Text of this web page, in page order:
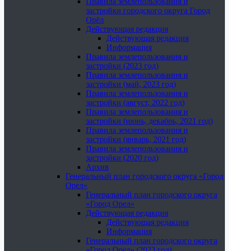
застройки городского округа Город
Орёл
Действующая редакция
Действующая редакция
Информация
Правила землепользования и
застройки (2023 год)
Правила землепользования и
застройки (май, 2023 год)
Правила землепользования и
застройки (август, 2022 год)
Правила землепользования и
застройки (июнь, декабрь, 2021 год)
Правила землепользования и
застройки (январь, 2021 год)
Правила землепользования и
застройки (2020 год)
Архив
Генеральный план городского округа «Город
Орел»
Генеральный план городского округа
«Город Орел»
Действующая редакция
Действующая редакция
Информация
Генеральный план городского округа